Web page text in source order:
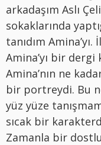
arkadaşım Aslı
sokaklarında
tanıdım
Amina’yı bir dergi
Amina’nın ne
bir portreydi. Bu
yüz yüze
sıcak bir
Zamanla bir